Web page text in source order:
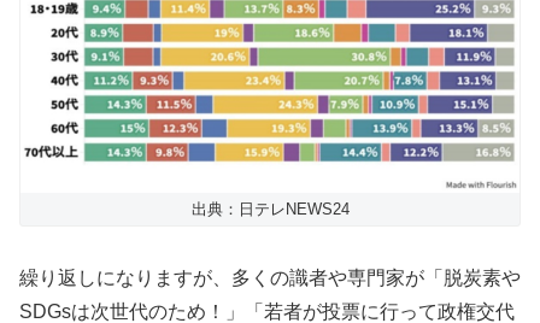
出典：日テレNEWS24
繰り返しになりますが、多くの識者や専門家が「脱炭素や
SDGsは次世代のため！」「若者が投票に行って政権交代